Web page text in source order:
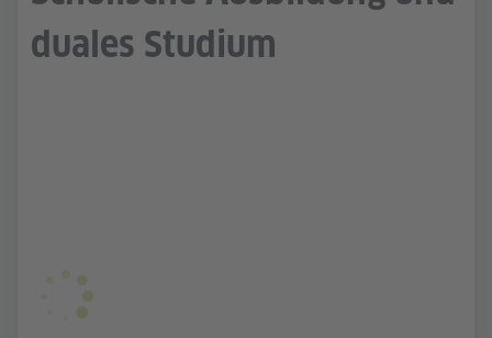
duales Studium